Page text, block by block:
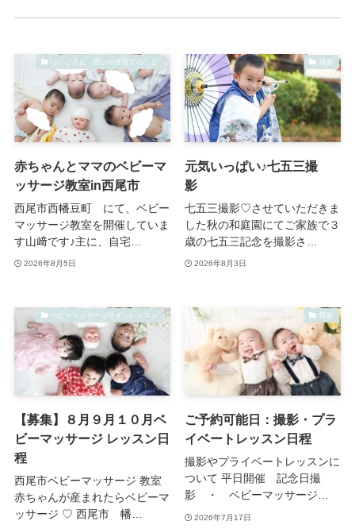
けいこさん 思いや子育てのこと
赤ちゃんとママのベビーマ
ッサージ教室in西尾市
西尾市西幡豆町 にて、ベビー
マッサージ教室を開催していま
す山﨑です♪主に、自宅…
2026年8月5日
撮影
元気いっぱい♪七五三撮
影
七五三撮影♡させていただきま
した秋の和庭園にてご家族で３
歳の七五三記念を撮影さ…
2026年8月3日
ベビーマッサージサインレッスン
【募集】８月９月１０月ベ
ビーマッサージ レッスン日
程
西尾市ベビーマッサージ 教室
赤ちゃんが産まれたらベビーマ
ッサージ ♡ 西尾市 幡…
撮影
ご予約可能日：撮影・プラ
イベートレッスン日程
撮影やプライベートレッスンに
ついて 平日開催 記念日撮
影 ・ ベビーマッサージ…
2026年7月17日